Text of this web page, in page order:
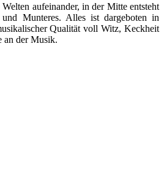
aufeinander, in der Mitte entsteht
und Munteres. Alles ist dargeboten in
Qualität voll Witz, Keckheit
an der Musik.